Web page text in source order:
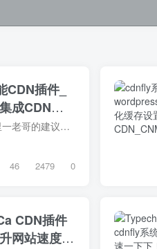
插件_
成CDN配
前面的软件是独立开的，这边听从IKUN群里一老哥的建议集成了下国内主流和国外CDN，集成化配置，国内国外分开设置，想要那个CDN启用那个！WordPress全网独家原创CDN插件_自动刷新预热_缓存优化|...
46 2479 0
CDN插件
网站速度与